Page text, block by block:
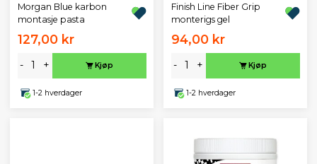
Morgan Blue karbon
montasje pasta
127,00 kr
- + Kjøp
1-2 hverdager
Finish Line Fiber Grip
monterigs gel
94,00 kr
- + Kjøp
1-2 hverdager